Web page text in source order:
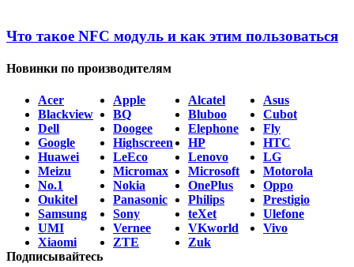
Что такое NFC модуль и как этим пользоваться
Новинки по производителям
Acer Apple Alcatel
Asus
Blackview
BQ Bluboo
Cubot
Dell
Doogee Elephone
Fly
Google
Highscreen HP
HTC
Huawei
LeEco Lenovo
LG
Meizu
Micromax Microsoft
Motorola
No.1
Nokia OnePlus
Oppo
Oukitel
Panasonic Philips
Prestigio
Samsung
Sony teXet
Ulefone
UMI
Vernee VKworld
Vivo
Xiaomi
ZTE
Zuk
Подписывайтесь